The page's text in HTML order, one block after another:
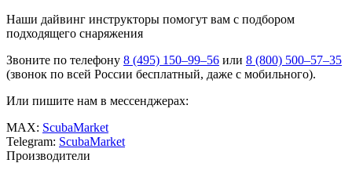
Наши дайвинг инструкторы помогут вам с подбором
подходящего снаряжения
Звоните по телефону 8 (495) 150–99–56 или 8 (800) 500–57–35
(звонок по всей России бесплатный, даже с мобильного).
Или пишите нам в мессенджерах:
MAX: ScubaMarket
Telegram: ScubaMarket
Производители